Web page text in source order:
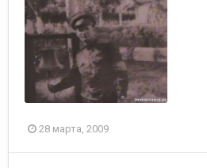
28 марта, 2009